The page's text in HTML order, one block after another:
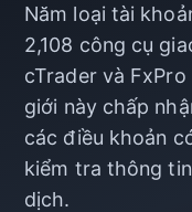
Năm loại tài
2,108 công cụ
cTrader và
giới này chấp
các điều khoản
kiểm tra thông
dịch.